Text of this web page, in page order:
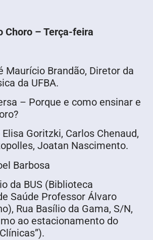
Choro – Terça-feira
Maurício Brandão, Diretor da
da UFBA.
– Porque e como ensinar e
Goritzki, Carlos Chenaud,
Joatan Nascimento.
Barbosa
da BUS (Biblioteca
Saúde Professor Álvaro
Rua Basílio da Gama, S/N,
ao estacionamento do